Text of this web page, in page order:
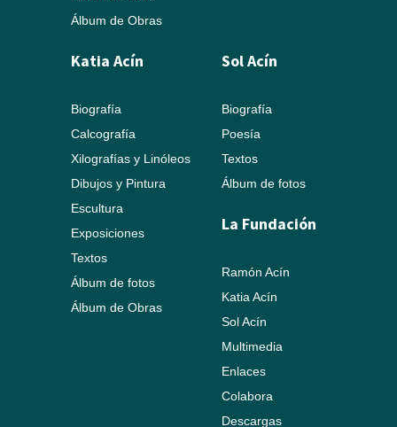
Álbum de Obras
Katia Acín
Biografía
Calcografía
Xilografías y Linóleos
Dibujos y Pintura
Escultura
Exposiciones
Textos
Álbum de fotos
Álbum de Obras
Sol Acín
Biografía
Poesía
Textos
Álbum de fotos
La Fundación
Ramón Acín
Katia Acín
Sol Acín
Multimedia
Enlaces
Colabora
Descargas